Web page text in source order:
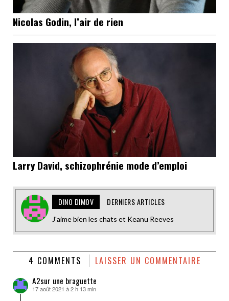
Nicolas Godin, l’air de rien
Larry David, schizophrénie mode d’emploi
DINO DIMOV DERNIERS ARTICLES
J'aime bien les chats et Keanu Reeves
4 COMMENTS LAISSER UN COMMENTAIRE
A2sur une braguette
dit :
17 août 2021 à 2 h 13 min